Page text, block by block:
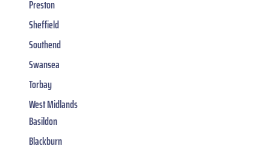
Preston
Sheffield
Southend
Swansea
Torbay
West Midlands
Basildon
Blackburn